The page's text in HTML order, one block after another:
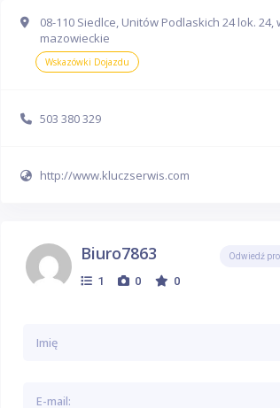
08-110 Siedlce, Unitów Podlaskich 24 lok. 24,
mazowieckie
Wskazówki Dojazdu
503 380 329
http://www.kluczserwis.com
Biuro7863
1 0 0
Odwiedź